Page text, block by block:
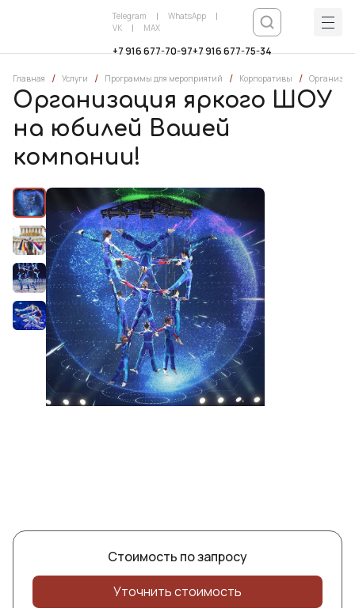
Telegram
WhatsApp
VK
MAX
+7 916 677-70-97+7 916 677-75-34
Главная / Услуги / Программы для мероприятий / Корпоративы /
Организация яркого ШОУ
на юбилей Вашей
компании!
Стоимость по запросу
Уточнить стоимость